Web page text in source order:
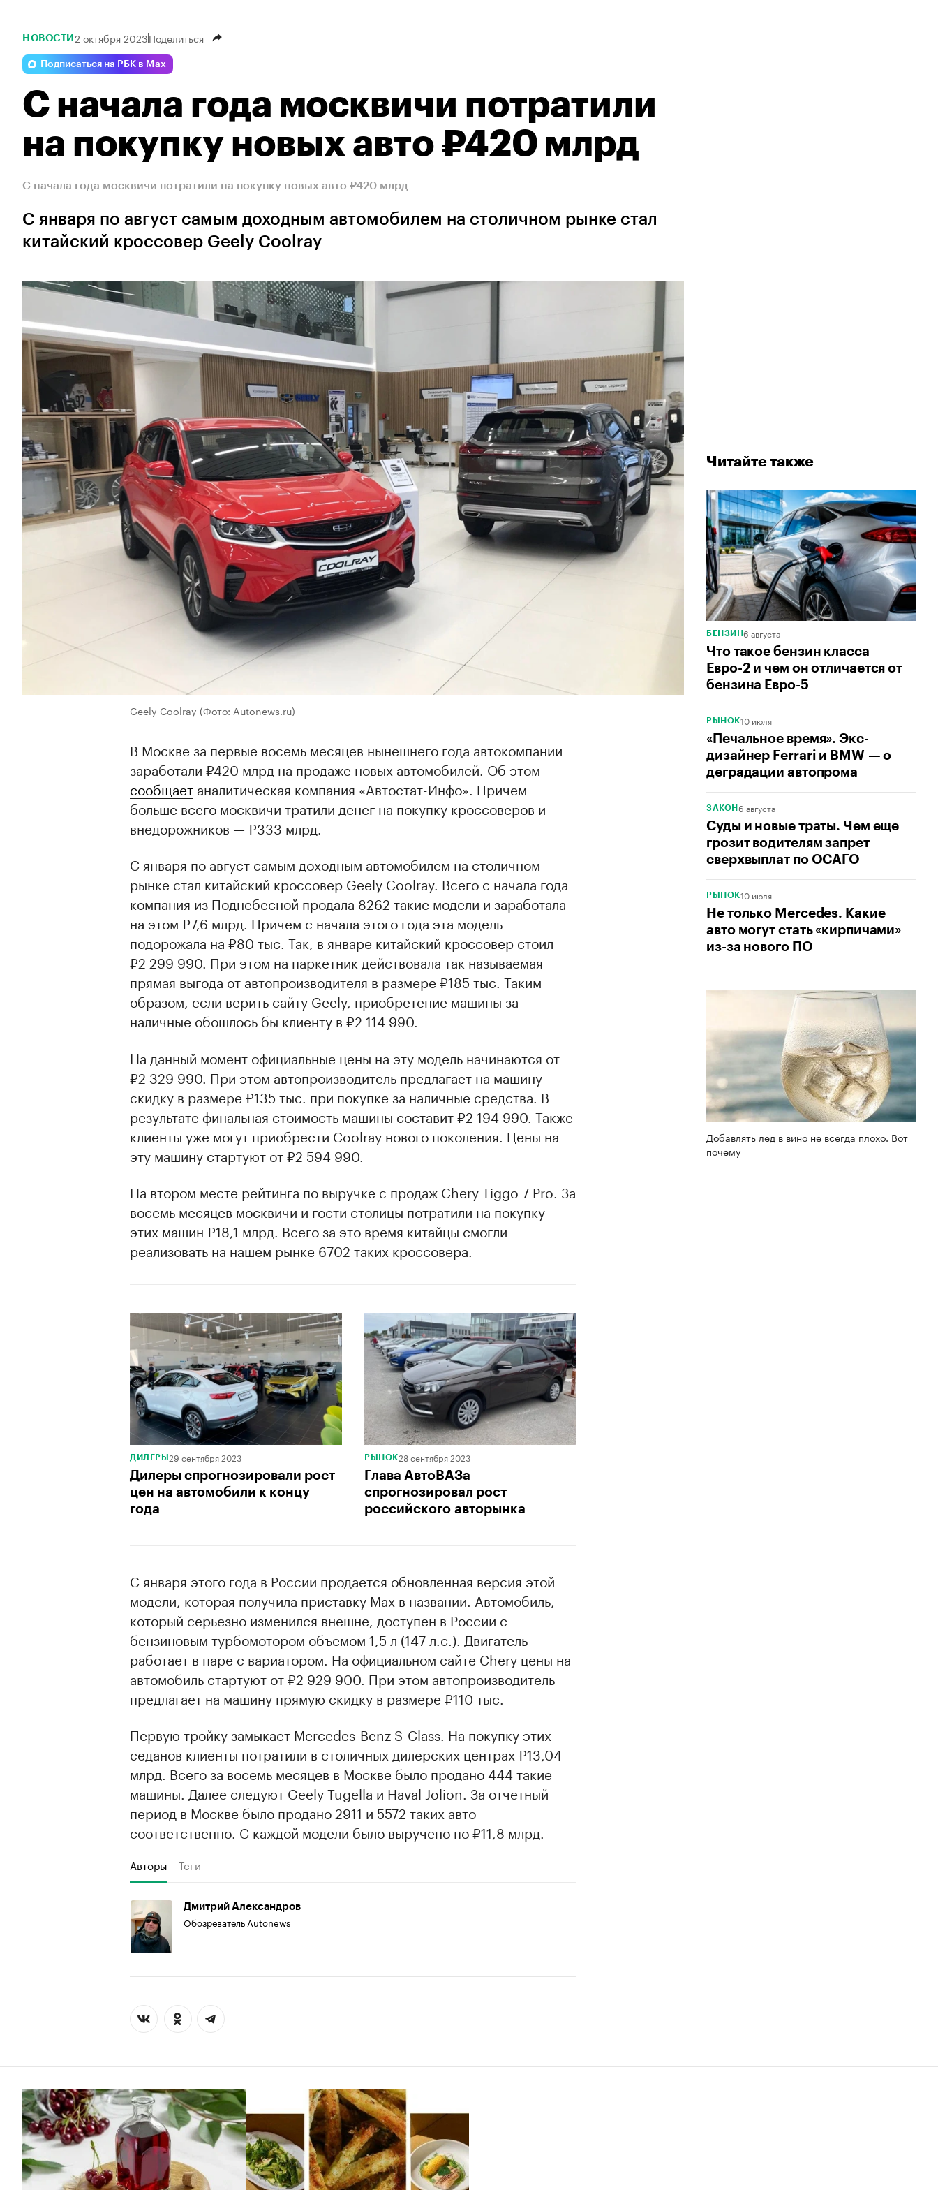
Читайте также
БЕНЗИН6 августа
Что такое бензин класса
Евро-2 и чем он отличается от
бензина Евро-5
РЫНОК10 июля
«Печальное время». Экс-
дизайнер Ferrari и BMW — о
деградации автопрома
ЗАКОН 6 августа
Суды и новые траты. Чем еще
грозит водителям запрет
сверхвыплат по ОСАГО
РЫНОК10 июля
Не только Mercedes. Какие
авто могут стать «кирпичами»
из-за нового ПО
Добавлять лед в вино не всегда плохо. Вот
почему
НОВОСТИ 2 октября 2023Поделиться
Подписаться на РБК в Max
С начала года москвичи потратили
на покупку новых авто ₽420 млрд
С начала года москвичи потратили на покупку новых авто ₽420 млрд
С января по август самым доходным автомобилем на столичном рынке стал
китайский кроссовер Geely Coolray
Geely Coolray (Фото: Autonews.ru)
В Москве за первые восемь месяцев нынешнего года автокомпании
заработали ₽420 млрд на продаже новых автомобилей. Об этом
сообщает аналитическая компания «Автостат-Инфо». Причем
больше всего москвичи тратили денег на покупку кроссоверов и
внедорожников — ₽333 млрд.
С января по август самым доходным автомобилем на столичном
рынке стал китайский кроссовер Geely Coolray. Всего с начала года
компания из Поднебесной продала 8262 такие модели и заработала
на этом ₽7,6 млрд. Причем с начала этого года эта модель
подорожала на ₽80 тыс. Так, в январе китайский кроссовер стоил
₽2 299 990. При этом на паркетник действовала так называемая
прямая выгода от автопроизводителя в размере ₽185 тыс. Таким
образом, если верить сайту Geely, приобретение машины за
наличные обошлось бы клиенту в ₽2 114 990.
На данный момент официальные цены на эту модель начинаются от
₽2 329 990. При этом автопроизводитель предлагает на машину
скидку в размере ₽135 тыс. при покупке за наличные средства. В
результате финальная стоимость машины составит ₽2 194 990. Также
клиенты уже могут приобрести Coolray нового поколения. Цены на
эту машину стартуют от ₽2 594 990.
На втором месте рейтинга по выручке с продаж Chery Tiggo 7 Pro. За
восемь месяцев москвичи и гости столицы потратили на покупку
этих машин ₽18,1 млрд. Всего за это время китайцы смогли
реализовать на нашем рынке 6702 таких кроссовера.
ДИЛЕРЫ 29 сентября 2023
Дилеры спрогнозировали рост
цен на автомобили к концу
года
РЫНОК28 сентября 2023
Глава АвтоВАЗа
спрогнозировал рост
российского авторынка
С января этого года в России продается обновленная версия этой
модели, которая получила приставку Max в названии. Автомобиль,
который серьезно изменился внешне, доступен в России с
бензиновым турбомотором объемом 1,5 л (147 л.с.). Двигатель
работает в паре с вариатором. На официальном сайте Chery цены на
автомобиль стартуют от ₽2 929 900. При этом автопроизводитель
предлагает на машину прямую скидку в размере ₽110 тыс.
Первую тройку замыкает Mercedes-Benz S-Class. На покупку этих
седанов клиенты потратили в столичных дилерских центрах ₽13,04
млрд. Всего за восемь месяцев в Москве было продано 444 такие
машины. Далее следуют Geely Tugella и Haval Jolion. За отчетный
период в Москве было продано 2911 и 5572 таких авто
соответственно. С каждой модели было выручено по ₽11,8 млрд.
Авторы Теги
Дмитрий Александров
Обозреватель Autonews